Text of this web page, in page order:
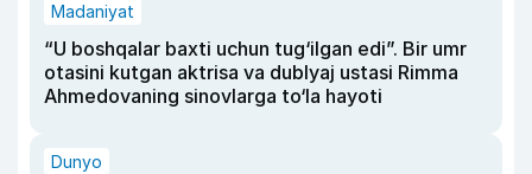
Madaniyat
“U boshqalar baxti uchun tug‘ilgan edi”. Bir umr
otasini kutgan aktrisa va dublyaj ustasi Rimma
Ahmedovaning sinovlarga to‘la hayoti
Dunyo